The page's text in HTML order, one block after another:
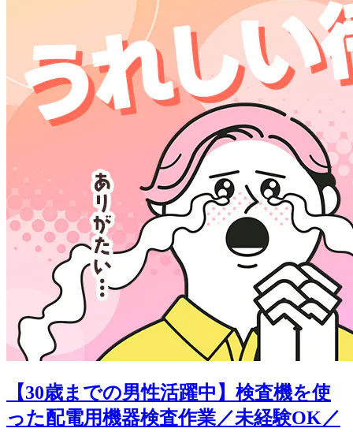
【30歳までの男性活躍中】検査機を使
った配電用機器検査作業／未経験OK／